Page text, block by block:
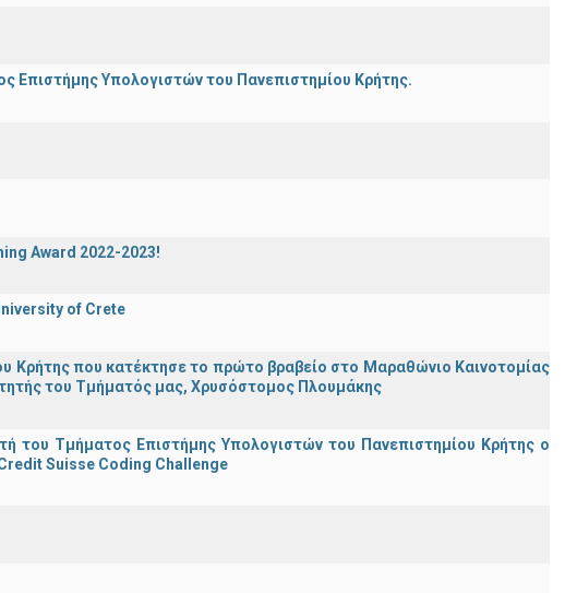
Επιστήμης Υπολογιστών του Πανεπιστημίου Κρήτης.
Award 2022-2023!
of Crete
Κρήτης που κατέκτησε το πρώτο βραβείο στο Μαραθώνιο Καινοτομίας
του Τμήματός μας, Χρυσόστομος Πλουμάκης
του Τμήματος Επιστήμης Υπολογιστών του Πανεπιστημίου Κρήτης ο
Suisse Coding Challenge